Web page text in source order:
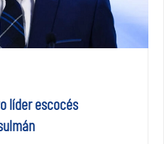
líder escocés